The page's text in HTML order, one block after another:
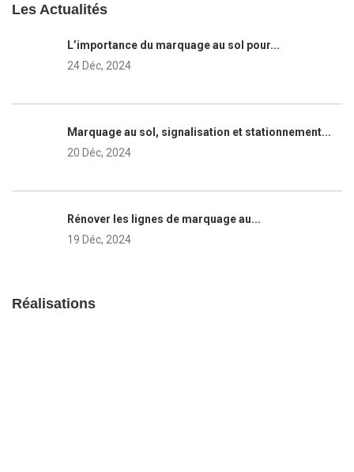
Les Actualités
L’importance du marquage au sol pour...
24 Déc, 2024
Marquage au sol, signalisation et stationnement...
20 Déc, 2024
Rénover les lignes de marquage au...
19 Déc, 2024
Réalisations